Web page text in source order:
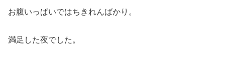
お腹いっぱいではちきれんばかり。
満足した夜でした。